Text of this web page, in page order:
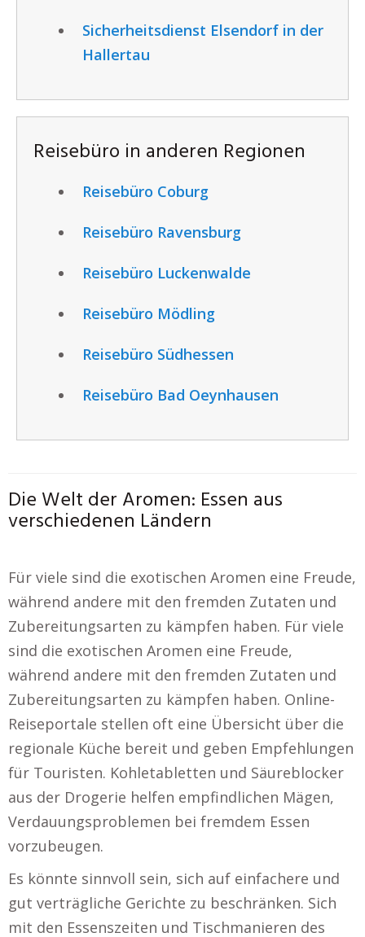
Sicherheitsdienst Elsendorf in der
Hallertau
Reisebüro in anderen Regionen
Reisebüro Coburg
Reisebüro Ravensburg
Reisebüro Luckenwalde
Reisebüro Mödling
Reisebüro Südhessen
Reisebüro Bad Oeynhausen
Die Welt der Aromen: Essen aus
verschiedenen Ländern
Für viele sind die exotischen Aromen eine Freude,
während andere mit den fremden Zutaten und
Zubereitungsarten zu kämpfen haben. Für viele
sind die exotischen Aromen eine Freude,
während andere mit den fremden Zutaten und
Zubereitungsarten zu kämpfen haben. Online-
Reiseportale stellen oft eine Übersicht über die
regionale Küche bereit und geben Empfehlungen
für Touristen. Kohletabletten und Säureblocker
aus der Drogerie helfen empfindlichen Mägen,
Verdauungsproblemen bei fremdem Essen
vorzubeugen.
Es könnte sinnvoll sein, sich auf einfachere und
gut verträgliche Gerichte zu beschränken. Sich
mit den Essenszeiten und Tischmanieren des